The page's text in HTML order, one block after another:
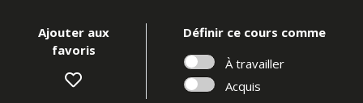
Ajouter aux
favoris
Définir ce cours comme
À travailler
Acquis